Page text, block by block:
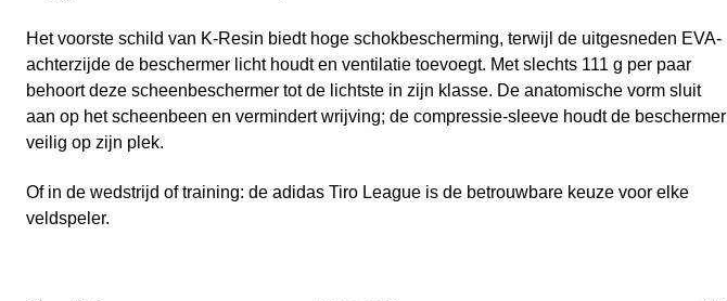
Het voorste schild van K-Resin biedt hoge schokbescherming, terwijl de uitgesneden EVA-
achterzijde de beschermer licht houdt en ventilatie toevoegt. Met slechts 111 g per paar
behoort deze scheenbeschermer tot de lichtste in zijn klasse. De anatomische vorm sluit
aan op het scheenbeen en vermindert wrijving; de compressie-sleeve houdt de beschermer
veilig op zijn plek.
Of in de wedstrijd of training: de adidas Tiro League is de betrouwbare keuze voor elke
veldspeler.